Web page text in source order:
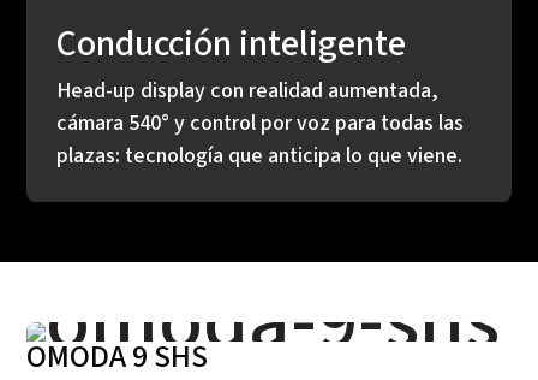
Conducción inteligente
Head-up display con realidad aumentada,
cámara 540° y control por voz para todas las
plazas: tecnología que anticipa lo que viene.
OMODA 9 SHS